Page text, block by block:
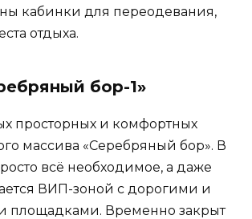
кабинки для переодевания,
отдыха.
бор-1»
просторных и комфортных
массива «Серебряный бор». В
всё необходимое, а даже
ВИП-зоной с дорогими и
площадками. Временно закрыт